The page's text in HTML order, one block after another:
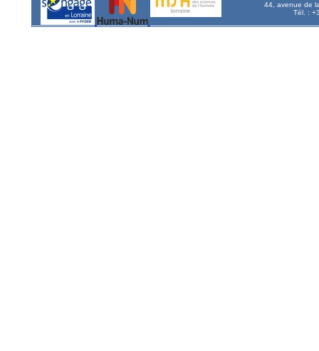
44, avenue de
Tél. :